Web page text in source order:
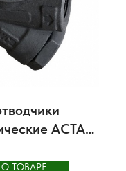
АСТА
ТОВАРЕ